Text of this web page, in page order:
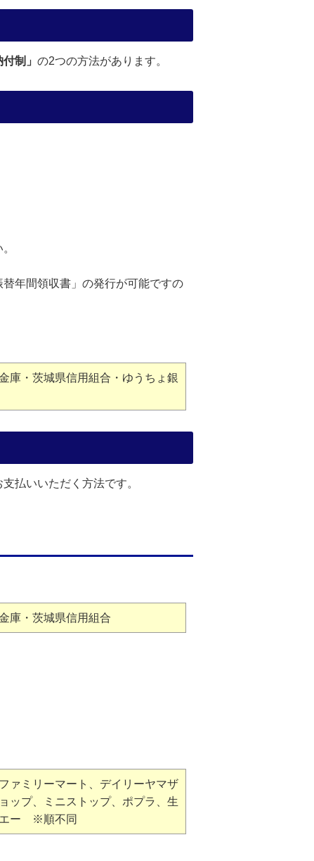
付制」 の2つの方法があります。
年間領収書」の発行が可能ですの
庫・茨城県信用組合・ゆうちょ銀
払いいただく方法です。
庫・茨城県信用組合
ァミリーマート、デイリーヤマザ
ップ、ミニストップ、ポプラ、生
エー ※順不同